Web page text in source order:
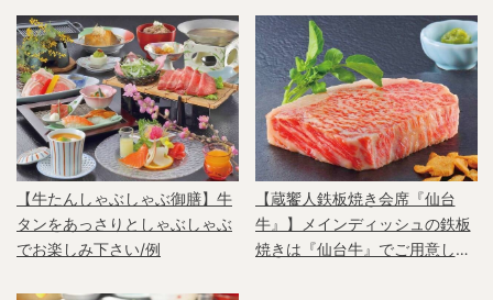
【牛たんしゃぶしゃぶ御膳】牛
タンをあっさりとしゃぶしゃぶ
でお楽しみ下さい/例
【蔵饗人鉄板焼き会席『仙台
牛』】メインディッシュの鉄板
焼きは『仙台牛』でご用意しま